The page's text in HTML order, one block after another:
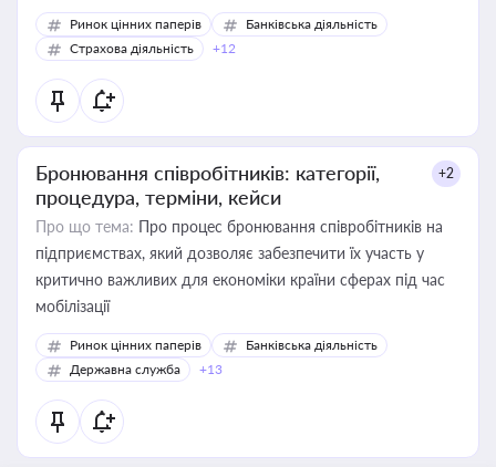
Ринок цінних паперів
Банківська діяльність
Страхова діяльність
+12
Бронювання співробітників: категорії,
процедура, терміни, кейси
+2
Про що тема: Про процес бронювання співробітників на
підприємствах, який дозволяє забезпечити їх участь у
критично важливих для економіки країни сферах під час
мобілізації
Ринок цінних паперів
Банківська діяльність
Державна служба
+13